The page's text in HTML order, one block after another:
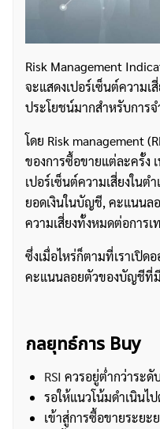
Risk Management
จะแสดงเปอร์เซ็นต์ความ
ประโยชน์มากสำหรับการจ
โดย Risk management
ของการซื้อขายแต่ละครั้ง
เปอร์เซ็นต์ความเสี่ยงในต
ยอดเงินในบัญชี, คะแนนลอ
ความเสี่ยงทั้งหมดต่อการเ
ซึ่งเมื่อไหร่ก็ตามที่เราเปิด
คะแนนลอยตัวของบัญชีที่มี
กลยุทธ์การ Buy
RSI ควรอยู่ต่ำกว่าระดั
รอให้แนวโน้มดำเนินไ
เข้าสู่การซื้อขายระยะ